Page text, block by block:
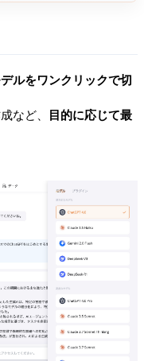
ルをワンクリックで切
など、 目的に応じて最